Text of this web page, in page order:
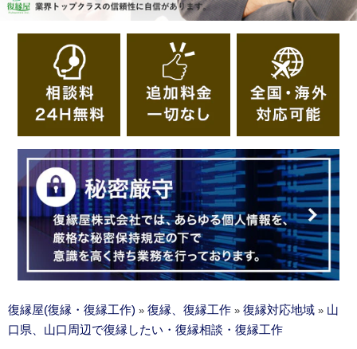
復縁屋(復縁・復縁工作) » 復縁、復縁工作 » 復縁対応地域 » 山
口県、山口周辺で復縁したい・復縁相談・復縁工作